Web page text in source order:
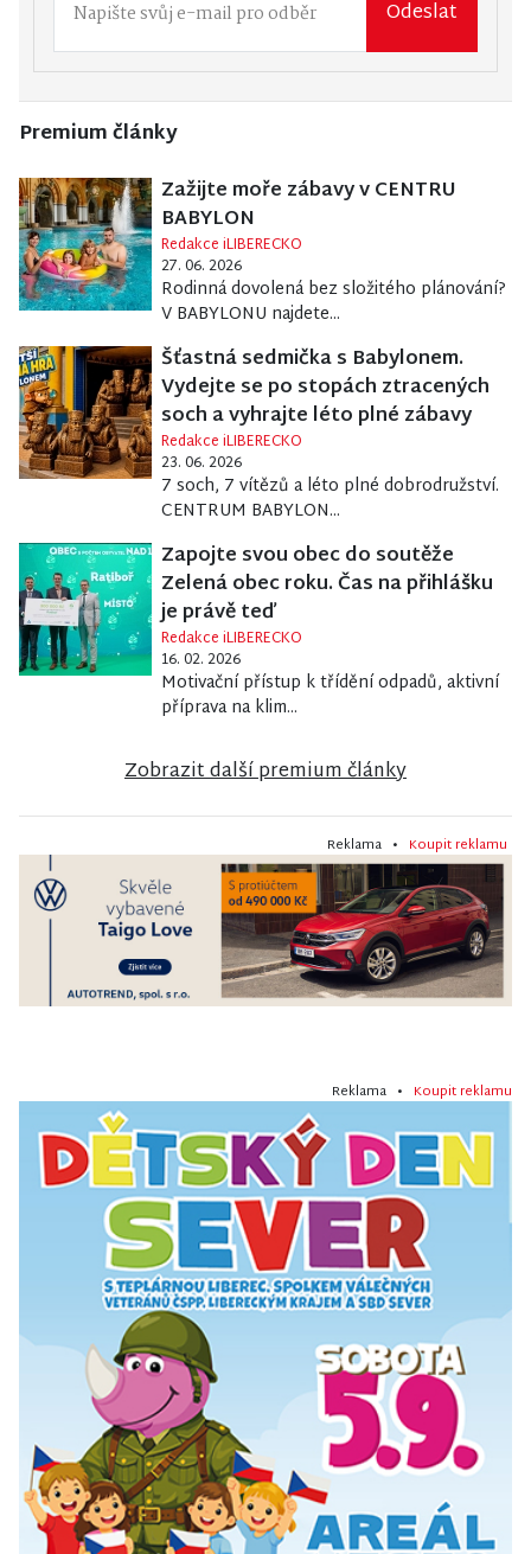
Odeslat
Premium články
Zažijte moře zábavy v CENTRU
BABYLON
Redakce iLIBERECKO
27. 06. 2026
Rodinná dovolená bez složitého plánování?
V BABYLONU najdete...
Šťastná sedmička s Babylonem.
Vydejte se po stopách ztracených
soch a vyhrajte léto plné zábavy
Redakce iLIBERECKO
23. 06. 2026
7 soch, 7 vítězů a léto plné dobrodružství.
CENTRUM BABYLON...
Zapojte svou obec do soutěže
Zelená obec roku. Čas na přihlášku
je právě teď
Redakce iLIBERECKO
16. 02. 2026
Motivační přístup k třídění odpadů, aktivní
příprava na klim...
Zobrazit další premium články
Reklama • Koupit reklamu
Reklama • Koupit reklamu